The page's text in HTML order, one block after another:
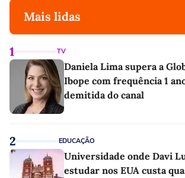
Mais lidas
1 TV
Daniela Lima supera a
Ibope com frequência 1
demitida do canal
2 EDUCAÇÃO
Universidade onde Davi
estudar nos EUA custa